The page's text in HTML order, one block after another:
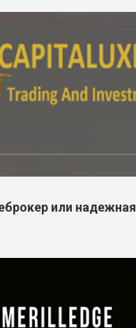
или надежная